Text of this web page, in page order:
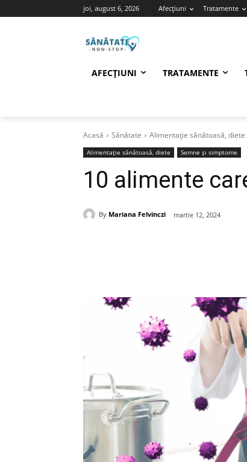
joi, august 6, 2026 Afecțiuni Tratamente
AFECȚIUNI TRATAMENTE
Acasă Sănătate Alimentație sănătoasă, diete
Alimentație sănătoasă, diete Semne și simptome
10 alimente
By Mariana Felvinczi martie 12, 2024